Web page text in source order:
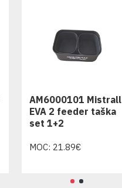
KM1021040 Mistrall
Sicata Method feeder
FD40 8+1
MOC: 59.00€
AM6000101 Mistrall
EVA 2 feeder taška
set 1+2
MOC: 21.89€